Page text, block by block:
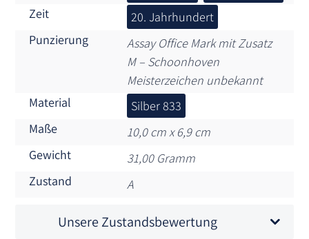
Zeit
20. Jahrhundert
Punzierung
Assay Office Mark mit Zusatz
M – Schoonhoven
Meisterzeichen unbekannt
Material
Silber 833
Maße
10,0 cm x 6,9 cm
Gewicht
31,00 Gramm
Zustand
A
Unsere Zustandsbewertung